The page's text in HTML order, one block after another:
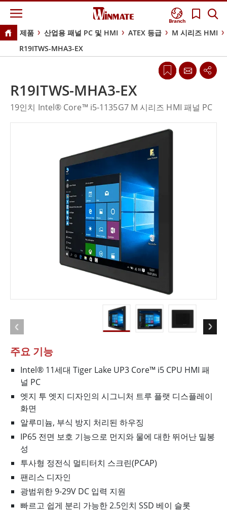
Branch
제품 산업용 패널 PC 및 HMI ATEX 등급
M 시리즈 HMI
R19ITWS-MHA3-EX
주요 기능
Intel® 11세대 Tiger Lake UP3 Core™ i5 CPU HMI 패
널 PC
엣지 투 엣지 디자인의 시그니처 트루 플랫 디스플레이
화면
알루미늄, 부식 방지 처리된 하우징
IP65 전면 보호 기능으로 먼지와 물에 대한 뛰어난 밀봉
성
투사형 정전식 멀티터치 스크린(PCAP)
팬리스 디자인
광범위한 9-29V DC 입력 지원
빠르고 쉽게 분리 가능한 2.5인치 SSD 베이 슬롯
R19ITWS-MHA3-EX
19인치 Intel® Core™ i5-1135G7 M 시리즈 HMI 패널 PC